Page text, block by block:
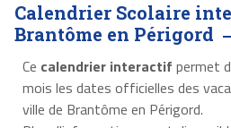
Calendrier Scolaire
Brantôme en Périgord
Ce calendrier interactif permet
mois les dates officielles des
ville de Brantôme en Périgord.